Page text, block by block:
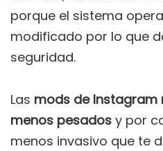
porque el sistema
modificado por lo que
seguridad.
Las mods de Instagram
menos pesados y por
menos invasivo que te